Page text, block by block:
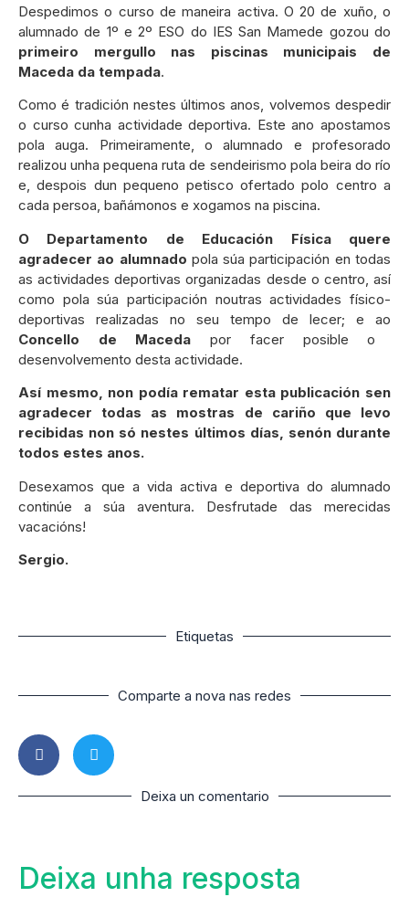
Despedimos o curso de maneira activa. O 20 de xuño, o
alumnado de 1º e 2º ESO do IES San Mamede gozou do
primeiro mergullo nas piscinas municipais de
Maceda da tempada.
Como é tradición nestes últimos anos, volvemos despedir
o curso cunha actividade deportiva. Este ano apostamos
pola auga. Primeiramente, o alumnado e profesorado
realizou unha pequena ruta de sendeirismo pola beira do río
e, despois dun pequeno petisco ofertado polo centro a
cada persoa, bañámonos e xogamos na piscina.
O Departamento de Educación Física quere
agradecer ao alumnado pola súa participación en todas
as actividades deportivas organizadas desde o centro, así
como pola súa participación noutras actividades físico-
deportivas realizadas no seu tempo de lecer;
e ao
Concello de Macedapor facer posible o
desenvolvemento desta actividade.
Así mesmo, non podía rematar esta publicación sen
agradecer todas as mostras de cariño que levo
recibidas non só nestes últimos días, senón durante
todos estes anos.
Desexamos que a vida activa e deportiva do alumnado
continúe a súa aventura. Desfrutade das merecidas
vacacións!
Sergio.
Etiquetas
Comparte a nova nas redes
Deixa un comentario
Deixa unha resposta